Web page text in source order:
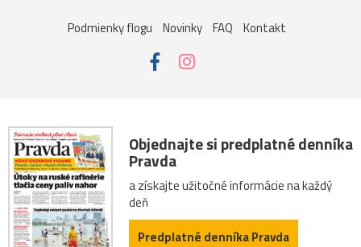
Podmienky flogu Novinky FAQ Kontakt
Objednajte si predplatné denníka
Pravda
a získajte užitočné informácie na každý
deň
Predplatné denníka Pravda